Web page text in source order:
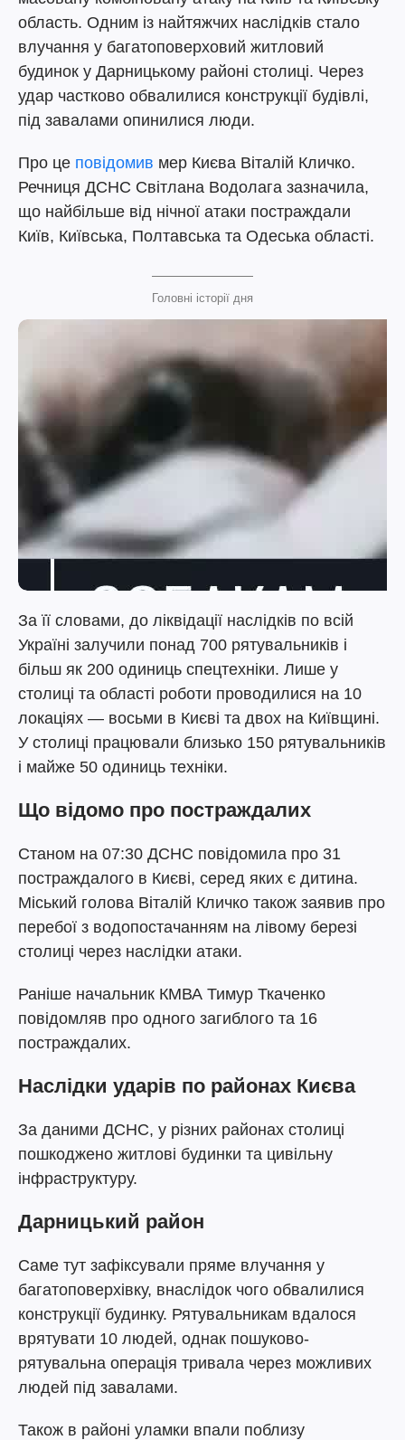
область. Одним із найтяжчих наслідків стало
влучання у багатоповерховий житловий
будинок у Дарницькому районі столиці. Через
удар частково обвалилися конструкції будівлі,
під завалами опинилися люди.
Про це повідомив мер Києва Віталій Кличко.
Речниця ДСНС Світлана Водолага зазначила,
що найбільше від нічної атаки постраждали
Київ, Київська, Полтавська та Одеська області.
Головні історії дня
За її словами, до ліквідації наслідків по всій
Україні залучили понад 700 рятувальників і
більш як 200 одиниць спецтехніки. Лише у
столиці та області роботи проводилися на 10
локаціях — восьми в Києві та двох на Київщині.
У столиці працювали близько 150 рятувальників
і майже 50 одиниць техніки.
Що відомо про постраждалих
Станом на 07:30 ДСНС повідомила про 31
постраждалого в Києві, серед яких є дитина.
Міський голова Віталій Кличко також заявив про
перебої з водопостачанням на лівому березі
столиці через наслідки атаки.
Раніше начальник КМВА Тимур Ткаченко
повідомляв про одного загиблого та 16
постраждалих.
Наслідки ударів по районах Києва
За даними ДСНС, у різних районах столиці
пошкоджено житлові будинки та цивільну
інфраструктуру.
Дарницький район
Саме тут зафіксували пряме влучання у
багатоповерхівку, внаслідок чого обвалилися
конструкції будинку. Рятувальникам вдалося
врятувати 10 людей, однак пошуково-
рятувальна операція тривала через можливих
людей під завалами.
Також в районі уламки впали поблизу